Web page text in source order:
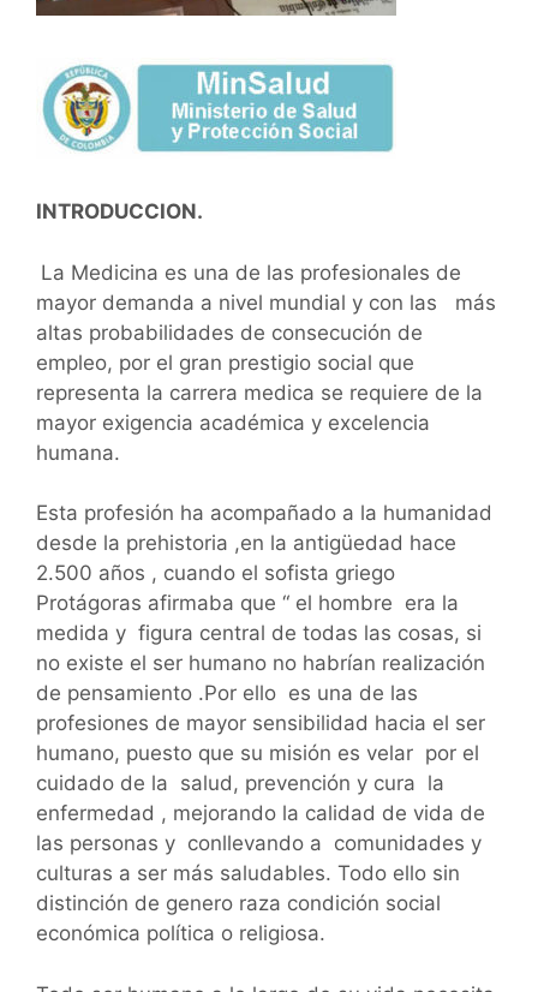
INTRODUCCION.
La Medicina es una de las profesionales de
mayor demanda a nivel mundial y con las más
altas probabilidades de consecución de
empleo, por el gran prestigio social que
representa la carrera medica se requiere de la
mayor exigencia académica y excelencia
humana.
Esta profesión ha acompañado a la humanidad
desde la prehistoria ,en la antigüedad hace
2.500 años , cuando el sofista griego
Protágoras afirmaba que “ el hombre era la
medida y figura central de todas las cosas, si
no existe el ser humano no habrían realización
de pensamiento .Por ello es una de las
profesiones de mayor sensibilidad hacia el ser
humano, puesto que su misión es velar por el
cuidado de la salud, prevención y cura la
enfermedad , mejorando la calidad de vida de
las personas y conllevando a comunidades y
culturas a ser más saludables. Todo ello sin
distinción de genero raza condición social
económica política o religiosa.